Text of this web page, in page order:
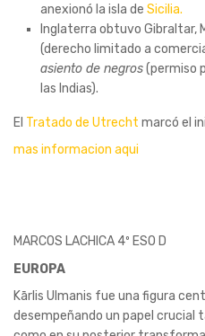
anexionó la isla de Sicilia.
Inglaterra obtuvo Gibraltar,
(derecho limitado a
asiento de negros(permiso
las Indias).
El Tratado de Utrecht marcó el
mas informacion aqui
MARCOS LACHICA 4º ESO D
EUROPA
Kārlis Ulmanis fue una figura
desempeñando un papel crucial